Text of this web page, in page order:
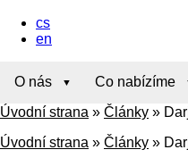
cs
en
O nás Co nabízíme
Úvodní strana » Články »
Úvodní strana » Články »